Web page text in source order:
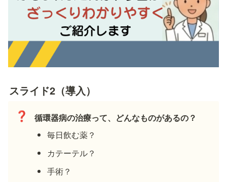
スライド2（導入）
❓
循環器病の治療って、どんなものがあるの？
毎日飲む薬？
カテーテル？
手術？